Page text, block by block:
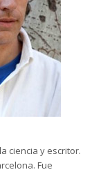
ciencia y escritor.
Fue